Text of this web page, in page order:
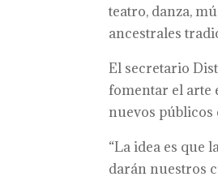
teatro, danza,
ancestrales
El secretario
fomentar el arte
nuevos públicos
“La idea es que
darán nuestros